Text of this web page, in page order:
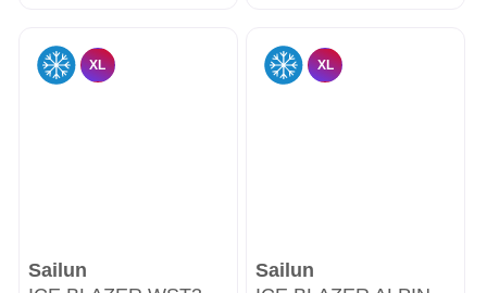
XL
Sailun
XL
Sailun